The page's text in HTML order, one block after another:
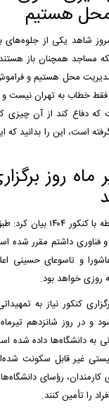
هستیم
شاهد یکی از
مساجد همچنان باز
محل هستیم و
خطاب به تهران نیست
دفاع کند از آن چیزی که
است، این را بدانید که
روز
سخنگوی دولت در رابطه با
و فناوری داشتم مقرر شده
و تاسوعای حسینی
روزی خواهد بود.
کنکور نیاز به
و در روز شانزدهم
به دانشگاه‌ها داده شده
غیر قابل سکونت
رؤسای دانشگاه‌ها
را تأمین کنند.